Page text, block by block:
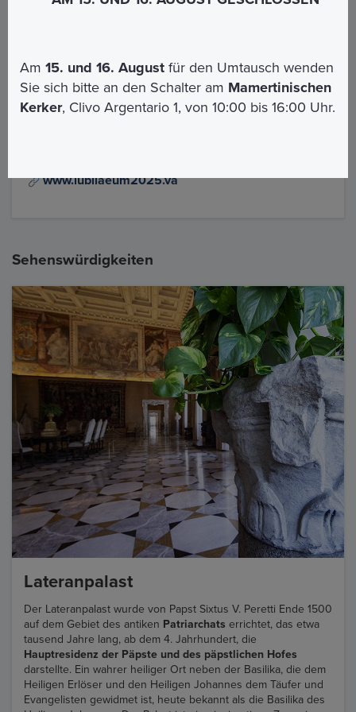
Periodo estivo(1 aprile - 30 settembre): 7:00 - 19:10
Periodo invernale(1 ottobre - 31 marzo): 7:00 - 19:10
www.iubilaeum2025.va
Sehenswürdigkeiten
Lateranpalast
Der Lateranpalast wurde von Papst Sixtus V. Peretti Ende 1500
auf dem Gebiet des antiken Patriarchats errichtet, das etwa
tausend Jahre lang, ab dem 4. Jahrhundert, die
Hauptresidenz der Päpste und des päpstlichen Hofes
darstellte. Ein wahrer heiliger Ort neben der Basilika, die dem
Heiligen Erlöser und den Heiligen Johannes dem Täufer und
Evangelisten gewidmet ist, heute bekannt als die Basilika des
Am15. und 16. Augustfür den Umtausch wenden
Sie sich bitte an den Schalter am Mamertinischen
Kerker, Clivo Argentario 1, von 10:00 bis 16:00 Uhr.